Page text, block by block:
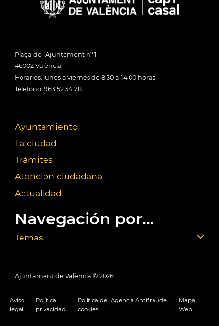
Plaça de l'Ajuntament nº 1
46002 València
Horarios: lunes a viernes de 8:30 a 14:00 horas
Teléfono: 963 52 54 78
Ayuntamiento
La ciudad
Trámites
Atención ciudadana
Actualidad
Navegación por...
Temas
Ajuntament de València © 2026
Aviso
legal
Política
privacidad
Política de
cookies
Agencia Antifraude
Mapa
Web